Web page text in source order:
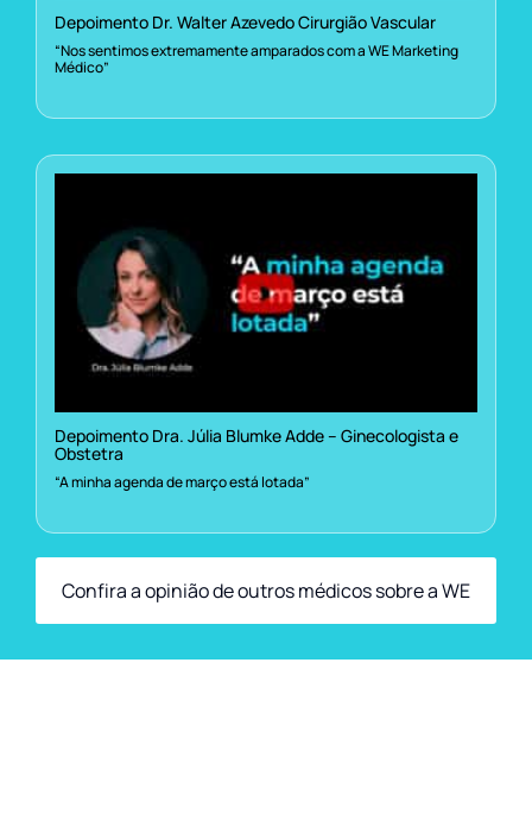
Depoimento Dr. Walter Azevedo Cirurgião Vascular
“Nos sentimos extremamente amparados com a WE Marketing
Médico”
Depoimento Dra. Júlia Blumke Adde – Ginecologista e
Obstetra
“A minha agenda de março está lotada”
Confira a opinião de outros médicos sobre a WE